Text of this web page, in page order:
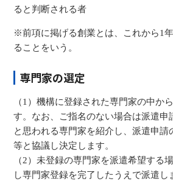
ると判断される者
※前項に掲げる創業とは、これから1
ることをいう。
専門家の選定
（1）機構に登録された専門家の中か
す。なお、ご指名のない場合は派遣申
と思われる専門家を紹介し、派遣申請
等と協議し決定します。
（2）未登録の専門家を派遣希望する
し専門家登録を完了したうえで派遣し